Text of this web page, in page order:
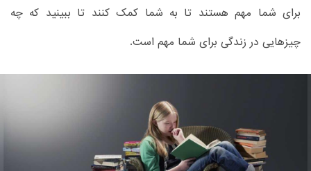
برای شما مهم هستند تا به شما کمک کنند تا ببینید که چه
چیزهایی در زندگی برای شما مهم است.